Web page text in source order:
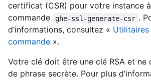
certificat (CSR) pour votre instance à
commande
ghe-ssl-generate-csr .
d’informations, consultez «
commande ».
Votre clé doit être une clé RSA et
de phrase secrète. Pour plus